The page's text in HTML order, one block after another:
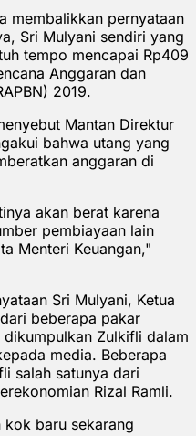
membalikkan pernyataan
Sri Mulyani sendiri yang
tempo mencapai Rp409
Anggaran dan
2019.
Mantan Direktur
bahwa utang yang
anggaran di
akan berat karena
pembiayaan lain
Menteri Keuangan,"
Sri Mulyani, Ketua
beberapa pakar
Zulkifli dalam
media. Beberapa
salah satunya dari
Rizal Ramli.
kok baru sekarang